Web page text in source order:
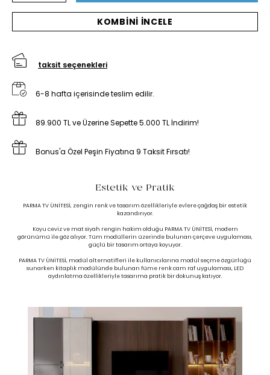
KOMBİNİ İNCELE
taksit seçenekleri
6-8 hafta içerisinde teslim edilir.
89.900 TL ve Üzerine Sepette 5.000 TL İndirim!
Bonus'a Özel Peşin Fiyatına 9 Taksit Fırsatı!
Estetik ve Pratik
PARMA TV ÜNİTESİ, zengin renk ve tasarım özellikleriyle evlere çağdaş bir estetik
kazandırıyor.
Koyu ceviz ve mat siyah rengin hakim olduğu PARMA TV ÜNİTESİ, modern
görünümü ile göz alıyor. Tüm modüllerin üzerinde bulunan çerçeve uygulaması,
güçlü bir tasarım ortaya koyuyor.
PARMA TV ÜNİTESİ, modül alternatifleri ile kullanıcılarına modül seçme özgürlüğü
sunarken kitaplık modülünde bulunan füme renk cam raf uygulaması, LED
aydınlatma özellikleriyle tasarıma pratik bir dokunuş katıyor.